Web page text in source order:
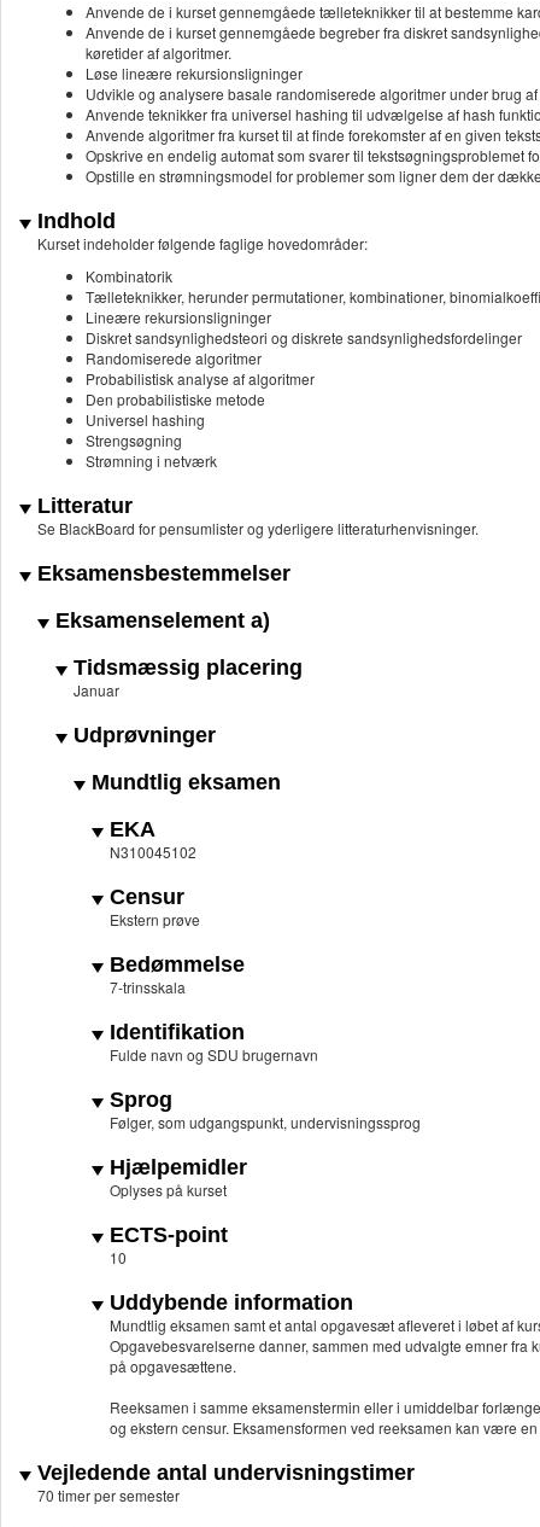
Anvende de i kurset gennemgåede tælleteknikker til at bestemme
Anvende de i kurset gennemgåede begreber fra diskret
køretider af algoritmer.
Løse lineære rekursionsligninger
Udvikle og analysere basale randomiserede algoritmer under brug
Anvende teknikker fra universel hashing til udvælgelse af hash
Anvende algoritmer fra kurset til at finde forekomster af en given
Opskrive en endelig automat som svarer til tekstsøgningsproblemet
Opstille en strømningsmodel for problemer som ligner dem der
Indhold
Kurset indeholder følgende faglige hovedområder:
Kombinatorik
Tælleteknikker, herunder permutationer, kombinationer,
Lineære rekursionsligninger
Diskret sandsynlighedsteori og diskrete sandsynlighedsfordelinger
Randomiserede algoritmer
Probabilistisk analyse af algoritmer
Den probabilistiske metode
Universel hashing
Strengsøgning
Strømning i netværk
Litteratur
Se BlackBoard for pensumlister og yderligere litteraturhenvisninger.
Eksamensbestemmelser
Eksamenselement a)
Tidsmæssig placering
Januar
Udprøvninger
Mundtlig eksamen
EKA
N310045102
Censur
Ekstern prøve
Bedømmelse
7-trinsskala
Identifikation
Fulde navn og SDU brugernavn
Sprog
Følger, som udgangspunkt, undervisningssprog
Hjælpemidler
Oplyses på kurset
ECTS-point
10
Uddybende information
Mundtlig eksamen samt et antal opgavesæt afleveret i løbet af
Opgavebesvarelserne danner, sammen med udvalgte emner
på opgavesættene.
Reeksamen i samme eksamenstermin eller i umiddelbar
og ekstern censur. Eksamensformen ved reeksamen kan være
Vejledende antal undervisningstimer
70 timer per semester